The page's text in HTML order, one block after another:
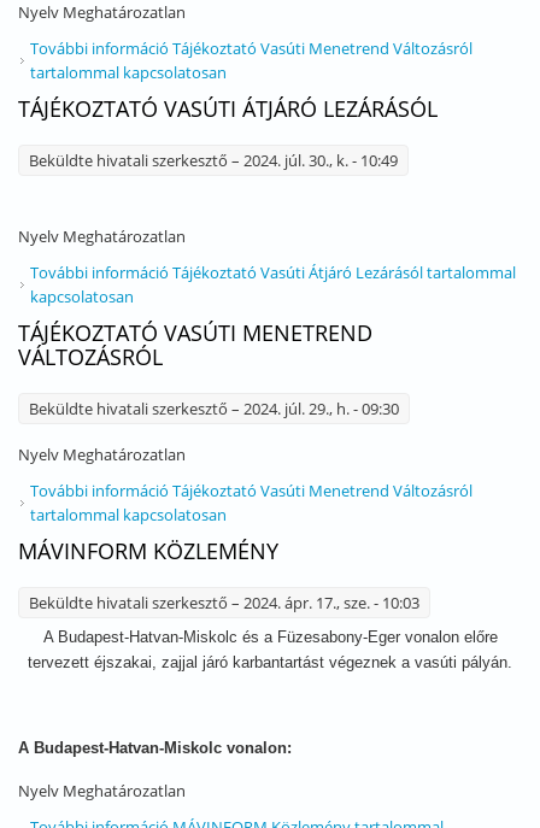
Nyelv Meghatározatlan
További információ Tájékoztató Vasúti Menetrend Változásról
tartalommal kapcsolatosan
TÁJÉKOZTATÓ VASÚTI ÁTJÁRÓ LEZÁRÁSÓL
Beküldte hivatali szerkesztő – 2024. júl. 30., k. - 10:49
Nyelv Meghatározatlan
További információ Tájékoztató Vasúti Átjáró Lezárásól tartalommal
kapcsolatosan
TÁJÉKOZTATÓ VASÚTI MENETREND
VÁLTOZÁSRÓL
Beküldte hivatali szerkesztő – 2024. júl. 29., h. - 09:30
Nyelv Meghatározatlan
További információ Tájékoztató Vasúti Menetrend Változásról
tartalommal kapcsolatosan
MÁVINFORM KÖZLEMÉNY
Beküldte hivatali szerkesztő – 2024. ápr. 17., sze. - 10:03
A Budapest-Hatvan-Miskolc és a Füzesabony-Eger vonalon előre
tervezett éjszakai, zajjal járó karbantartást végeznek a vasúti pályán.
A Budapest-Hatvan-Miskolc vonalon:
Nyelv Meghatározatlan